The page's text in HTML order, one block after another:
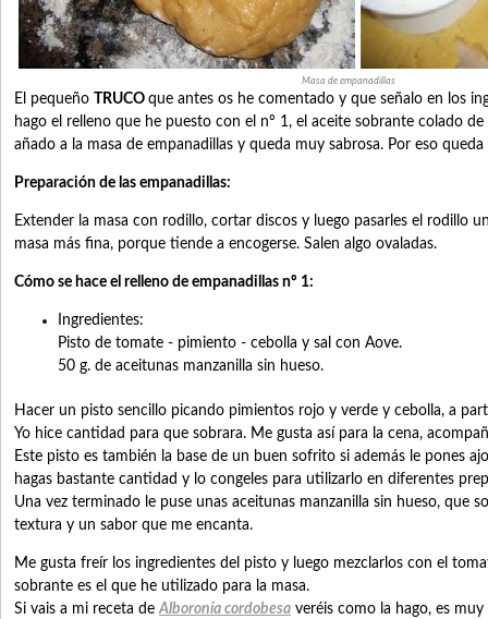
Masa de empanadillas
El pequeño TRUCO que antes os he comentado y que señalo en los
hago el relleno que he puesto con el nº 1, el aceite sobrante colado
añado a la masa de empanadillas y queda muy sabrosa. Por eso queda
Preparación de las empanadillas:
Extender la masa con rodillo, cortar discos y luego pasarles el rodillo
masa más fina, porque tiende a encogerse. Salen algo ovaladas.
Cómo se hace el relleno de empanadillas nº 1:
Ingredientes:
Pisto de tomate - pimiento - cebolla y sal con Aove.
50 g. de aceitunas manzanilla sin hueso.
Hacer un pisto sencillo picando pimientos rojo y verde y cebolla, a
Yo hice cantidad para que sobrara. Me gusta así para la cena,
Este pisto es también la base de un buen sofrito si además le pones
hagas bastante cantidad y lo congeles para utilizarlo en diferentes
Una vez terminado le puse unas aceitunas manzanilla sin hueso, que
textura y un sabor que me encanta.
Me gusta freír los ingredientes del pisto y luego mezclarlos con el
sobrante es el que he utilizado para la masa.
Si vais a mi receta de Alboronía cordobesa veréis como la hago, es